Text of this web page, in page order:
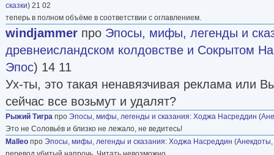
сказки) 21 02
теперь в полном объёме в соответствии с оглавлением.
windjammer про Эпосы, мифы, легенды и
древнеисландском колдовстве и Сокрытом
Эпос) 14 11
Ух-ты, это такая ненавязчивая реклама или
сейчас все возьмут и удалят?
Рыжий Тигра про Эпосы, мифы, легенды и сказания: Ходжа Насреддин (
Это не Соловьёв и близко не лежало, не ведитесь!
Malleo про Эпосы, мифы, легенды и сказания: Ходжа Насреддин (Анекдоты,